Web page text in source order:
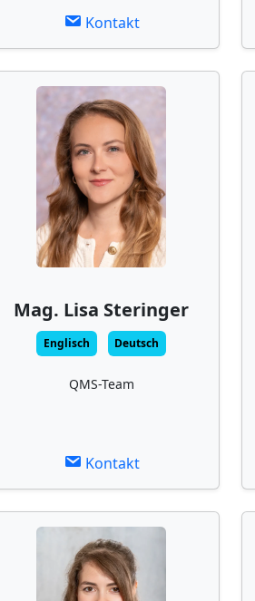
Kontakt
Mag. Lisa Steringer
Englisch Deutsch
QMS-Team
Kontakt